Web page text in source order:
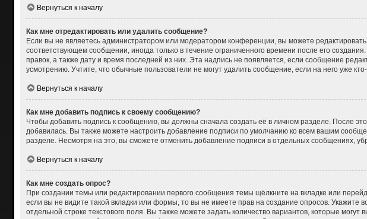
Вернуться к началу
Как мне отредактировать или удалить сообщение?
Если вы не являетесь администратором или модератором конференции, вы можете
соответствующем сообщении, иногда только в течение ограниченного времени после его
правок, а также дату и время последней из них. Эта надпись не появляется, если сообщение
усмотрению. Учтите, что обычные пользователи не могут удалить сообщение, если на него уже кто-
Вернуться к началу
Как мне добавить подпись к своему сообщению?
Чтобы добавить подпись к сообщению, вы должны сначала создать её в личном разделе. После
добавилась. Вы также можете настроить добавление подписи по умолчанию ко всем вашим
разделе. Несмотря на это, вы сможете отменить добавление подписи в отдельных сообщениях,
Вернуться к началу
Как мне создать опрос?
При создании темы или редактировании первого сообщения темы щёлкните на вкладке или
если вы не видите такой вкладки или формы, то вы не имеете прав на создание опросов. Укажите
отдельной строке текстового поля. Вы также можете задать количество вариантов, которые